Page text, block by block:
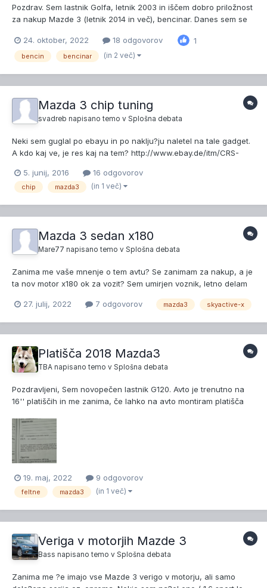
Pozdrav. Sem lastnik Golfa, letnik 2003 in iščem dobro priložnost
za nakup Mazde 3 (letnik 2014 in več), bencinar. Danes sem se
Mazdašem... Zaenkrat še kolebam med limuzino in
kombilimuzino, ker prostora v prtljažniku ne potrebujem...
24. oktober, 2022 18 odgovorov 1
bencin bencinar (in 2 več)
Mazda 3 chip tuning
svadreb napisano temo v Splošna debata
Neki sem guglal po ebayu in po naklju?ju naletel na tale gadget.
A kdo kaj ve, je res kaj na tem? http://www.ebay.de/itm/CRS-
BENZINMOTOREN-0OBD-MAZDA-/222136495430?
fits=Make%3AMazda|Model%3A3|Platform%3ABL
5. junij, 2016 16 odgovorov
chip mazda3 (in 1 več)
Mazda 3 sedan x180
Mare77 napisano temo v Splošna debata
Zanima me vaše mnenje o tem avtu? Se zanimam za nakup, a je
ta nov motor x180 ok za vozit? Sem umirjen voznik, letno delam
vse OK z avtom. https://www.avto.net/Ads/details.asp?
27. julij, 2022 7 odgovorov mazda3 skyactive-x
Platišča 2018 Mazda3
TBA napisano temo v Splošna debata
Pozdravljeni, Sem novopečen lastnik G120. Avto je trenutno na
16'' platiščih in me zanima, če lahko na avto montiram platišča
homologacije za pnevmatike ki so navedene pod opombe.
19. maj, 2022 9 odgovorov
feltne mazda3 (in 1 več)
Veriga v motorjih Mazde 3
Bass napisano temo v Splošna debata
Zanima me ?e imajo vse Mazde 3 verigo v motorju, ali samo